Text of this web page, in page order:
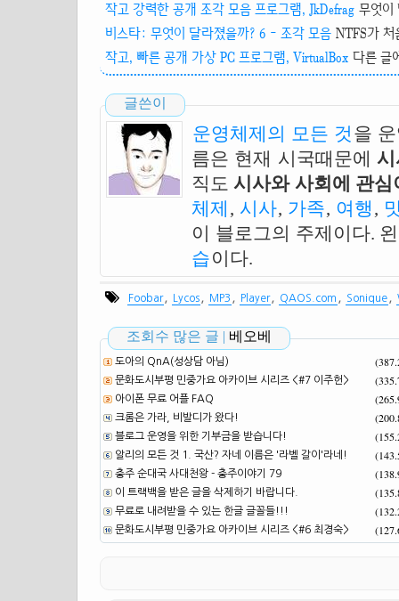
작고 강력한 공개 조각 모음 프로그램, JkDefrag 무엇이
비스타: 무엇이 달라졌을까? 6 - 조각 모음 NTFS가 처
작고, 빠른 공개 가상 PC 프로그램, VirtualBox 다른 글
글쓴이
운영체제의 모든 것 을
름은 현재 시국때문에
직도 시사와 사회에 관
체제 , 시사, 가족, 여행 ,
이 블로그의 주제이다.
습이다.
Foobar Lycos MP3 Player QAOS.com Sonique
조회수 많은 글 | 베오베
도아의 QnA(성상담 아님)
문화도시부평 민중가요 아카이브 시리즈 <#7 이주헌>
아이폰 무료 어플 FAQ
크롬은 가라, 비발디가 왔다!
블로그 운영을 위한 기부금을 받습니다!
알리의 모든 것 1. 국산? 자네 이름은 '라벨 갈이'라네!
충주 순대국 사대천왕 - 충주이야기 79
이 트랙백을 받은 글을 삭제하기 바랍니다.
무료로 내려받을 수 있는 한글 글꼴들!!!
문화도시부평 민중가요 아카이브 시리즈 <#6 최경숙>